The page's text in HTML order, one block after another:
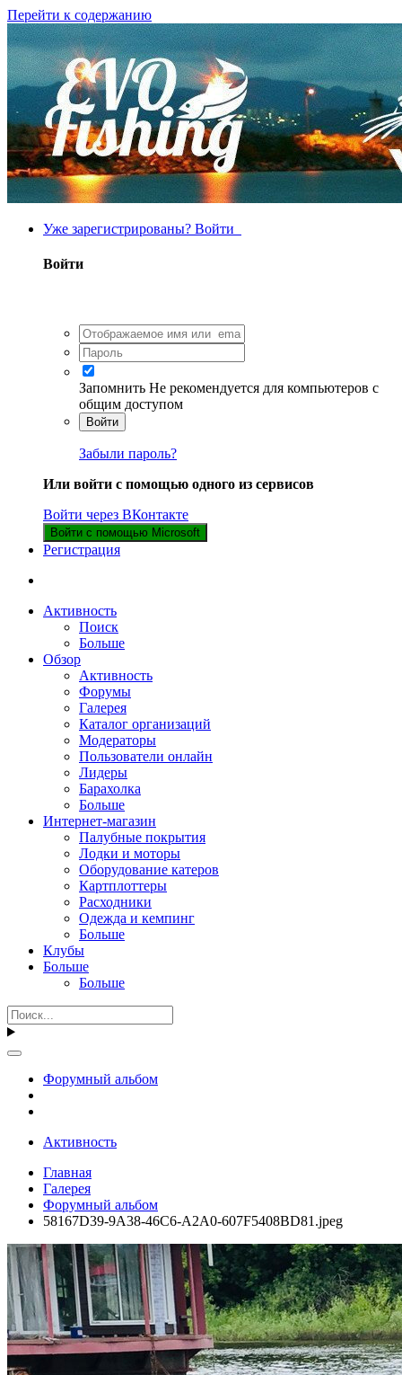
Перейти к содержанию
Уже зарегистрированы? Войти
Войти
Запомнить Не рекомендуется для компьютеров с
общим доступом
Войти
Забыли пароль?
Или войти с помощью одного из сервисов
Войти через ВКонтакте
Войти с помощью Microsoft
Регистрация
Активность
Поиск
Больше
Обзор
Активность
Форумы
Галерея
Каталог организаций
Модераторы
Пользователи онлайн
Лидеры
Барахолка
Больше
Интернет-магазин
Палубные покрытия
Лодки и моторы
Оборудование катеров
Картплоттеры
Расходники
Одежда и кемпинг
Больше
Клубы
Больше
Больше
Форумный альбом
Активность
Главная
Галерея
Форумный альбом
58167D39-9A38-46C6-A2A0-607F5408BD81.jpeg